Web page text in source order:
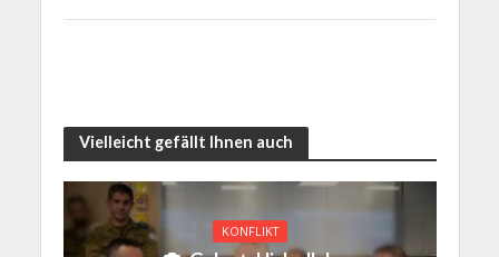
Vielleicht gefällt Ihnen auch
KONFLIKT